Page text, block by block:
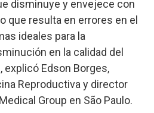
disminuye y envejece con
que resulta en errores en el
ideales para la
en la calidad del
explicó Edson Borges,
Reproductiva y director
Group en São Paulo.